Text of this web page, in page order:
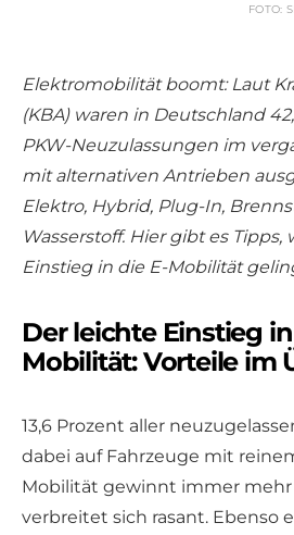
FOTO:
Elektromobilität boomt: Laut
(KBA) waren in Deutschland
PKW-Neuzulassungen im
mit alternativen Antrieben
Elektro, Hybrid, Plug-In,
Wasserstoff. Hier gibt es Tipps,
Einstieg in die E-Mobilität
Der leichte Einstieg
Mobilität: Vorteile im
13,6 Prozent aller
dabei auf Fahrzeuge mit
Mobilität gewinnt immer mehr
verbreitet sich rasant. Ebenso